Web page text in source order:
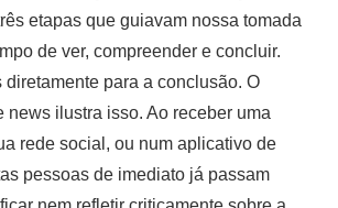
etapas que guiavam nossa tomada
de ver, compreender e concluir.
diretamente para a conclusão. O
news ilustra isso. Ao receber uma
rede social, ou num aplicativo de
pessoas de imediato já passam